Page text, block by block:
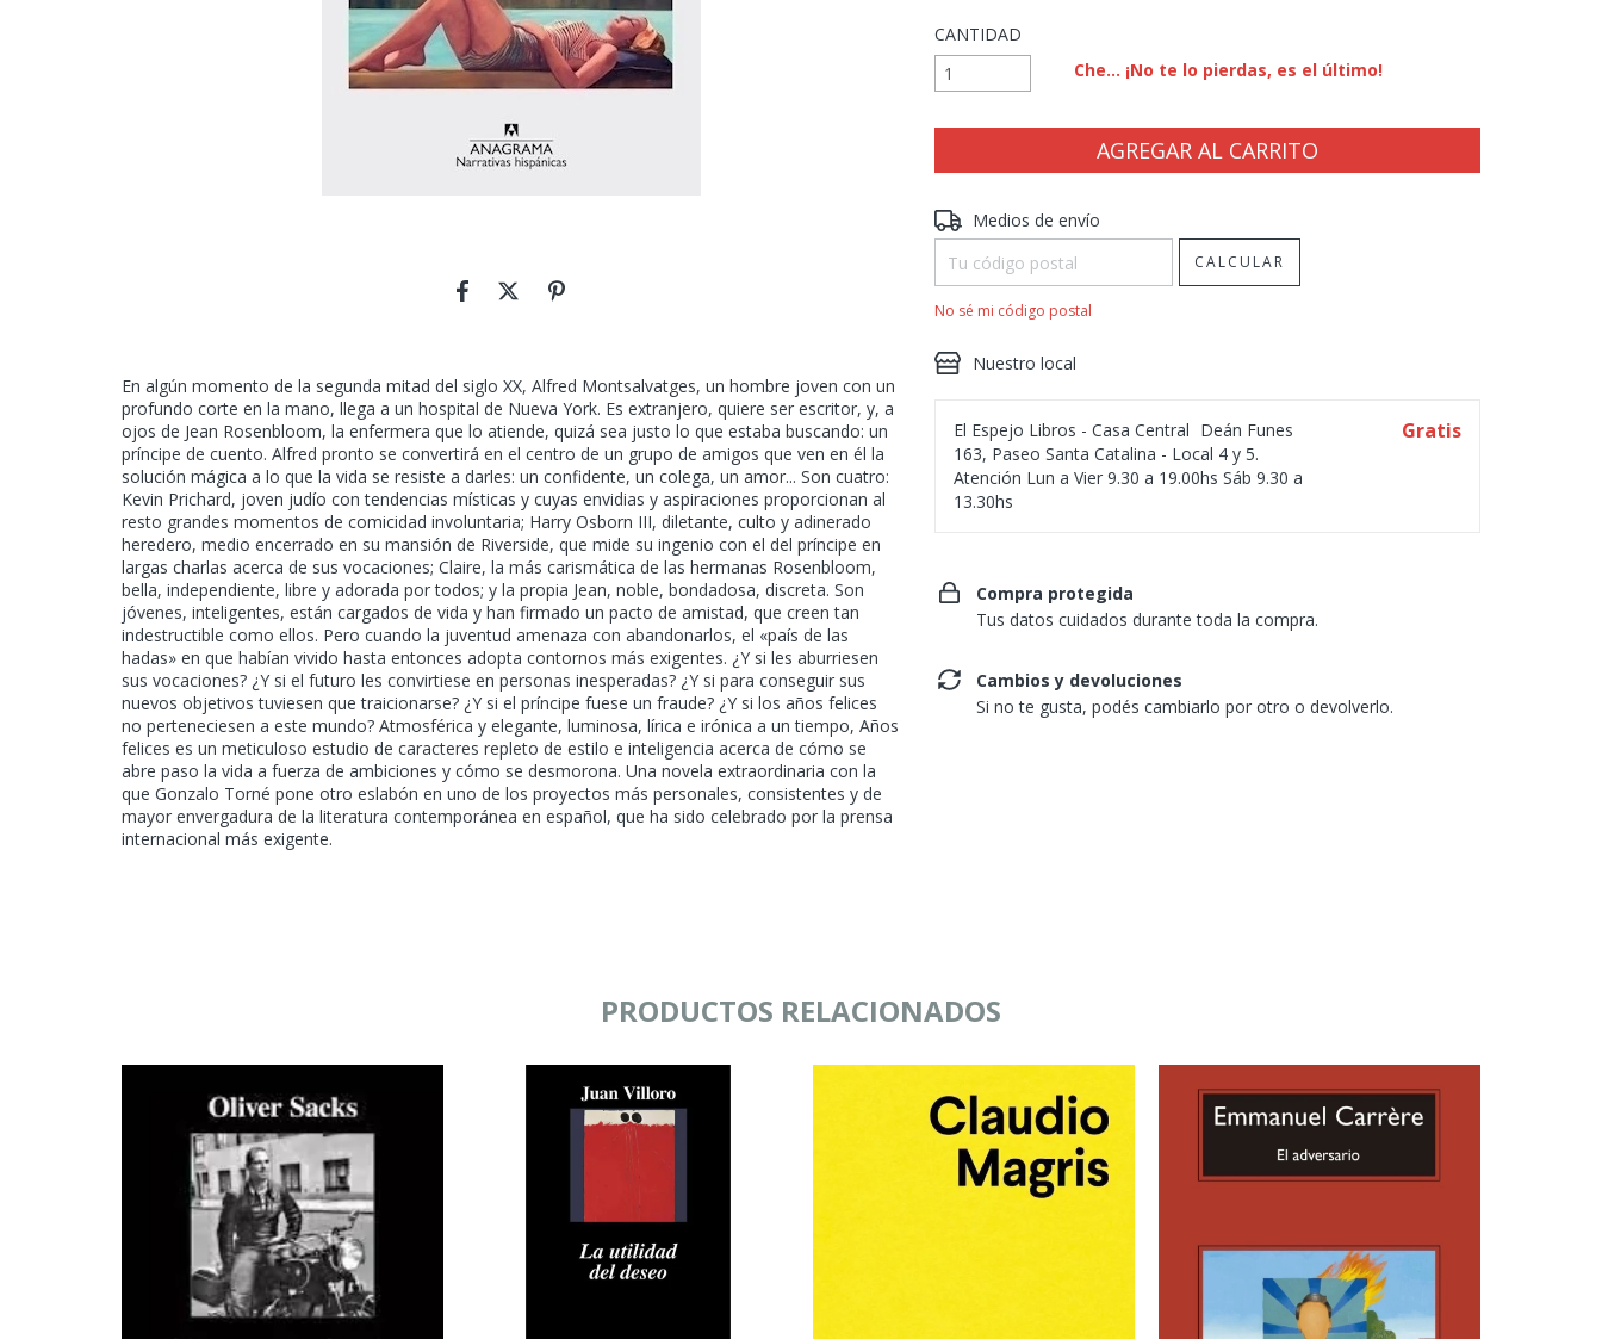
En algún momento de la segunda mitad del siglo XX, Alfred Montsalvatges, un hombre joven con un
profundo corte en la mano, llega a un hospital de Nueva York. Es extranjero, quiere ser escritor, y, a
ojos de Jean Rosenbloom, la enfermera que lo atiende, quizá sea justo lo que estaba buscando: un
príncipe de cuento. Alfred pronto se convertirá en el centro de un grupo de amigos que ven en él la
solución mágica a lo que la vida se resiste a darles: un confidente, un colega, un amor... Son cuatro:
Kevin Prichard, joven judío con tendencias místicas y cuyas envidias y aspiraciones proporcionan al
resto grandes momentos de comicidad involuntaria; Harry Osborn III, diletante, culto y adinerado
heredero, medio encerrado en su mansión de Riverside, que mide su ingenio con el del príncipe en
largas charlas acerca de sus vocaciones; Claire, la más carismática de las hermanas Rosenbloom,
bella, independiente, libre y adorada por todos; y la propia Jean, noble, bondadosa, discreta. Son
jóvenes, inteligentes, están cargados de vida y han firmado un pacto de amistad, que creen tan
indestructible como ellos. Pero cuando la juventud amenaza con abandonarlos, el «país de las
hadas» en que habían vivido hasta entonces adopta contornos más exigentes. ¿Y si les aburriesen
sus vocaciones? ¿Y si el futuro les convirtiese en personas inesperadas? ¿Y si para conseguir sus
nuevos objetivos tuviesen que traicionarse? ¿Y si el príncipe fuese un fraude? ¿Y si los años felices
no perteneciesen a este mundo? Atmosférica y elegante, luminosa, lírica e irónica a un tiempo, Años
felices es un meticuloso estudio de caracteres repleto de estilo e inteligencia acerca de cómo se
abre paso la vida a fuerza de ambiciones y cómo se desmorona. Una novela extraordinaria con la
que Gonzalo Torné pone otro eslabón en uno de los proyectos más personales, consistentes y de
mayor envergadura de la literatura contemporánea en español, que ha sido celebrado por la prensa
internacional más exigente.
CANTIDAD
Che... ¡No te lo pierdas, es el último!
Entregas para el CP:
Medios de envío
CALCULAR
No sé mi código postal
Nuestro local
El Espejo Libros - Casa Central Deán Funes
163, Paseo Santa Catalina - Local 4 y 5.
Atención Lun a Vier 9.30 a 19.00hs Sáb 9.30 a
13.30hs
Gratis
Compra protegida
Tus datos cuidados durante toda la compra.
Cambios y devoluciones
Si no te gusta, podés cambiarlo por otro o devolverlo.
PRODUCTOS RELACIONADOS